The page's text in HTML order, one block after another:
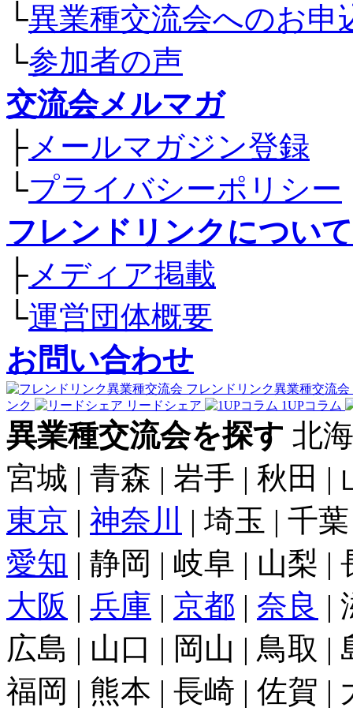
└異業種交流会へのお申
└参加者の声
交流会メルマガ
├メールマガジン登録
└プライバシーポリシー
フレンドリンクについて
├メディア掲載
└運営団体概要
お問い合わせ
フレンドリンク異業種交流会
ンク
リードシェア 1UPコラム
異業種交流会を探す 北
宮城 | 青森 | 岩手 | 秋田 |
東京 | 神奈川
| 埼玉 | 千
愛知 | 静岡 | 岐阜 | 山梨 |
大阪 | 兵庫 | 京都 | 奈良 |
広島 | 山口 | 岡山 | 鳥取 |
福岡 | 熊本 | 長崎 | 佐賀 |